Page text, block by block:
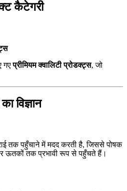
कैटेगरी
गएप्रीमियम क्वालिटी प्रोडक्ट्स, जो
विज्ञान
तक पहुँचाने में मदद करती है, जिससे पोषक
ऊतकों तक प्रभावी रूप से पहुँचते हैं।